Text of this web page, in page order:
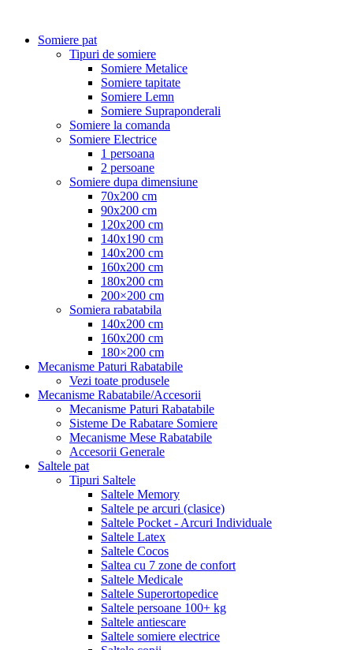
Somiere pat
Tipuri de somiere
Somiere Metalice
Somiere tapitate
Somiere Lemn
Somiere Supraponderali
Somiere la comanda
Somiere Electrice
1 persoana
2 persoane
Somiere dupa dimensiune
70x200 cm
90x200 cm
120x200 cm
140x190 cm
140x200 cm
160x200 cm
180x200 cm
200×200 cm
Somiera rabatabila
140x200 cm
160x200 cm
180×200 cm
Mecanisme Paturi Rabatabile
Vezi toate produsele
Mecanisme Rabatabile/Accesorii
Mecanisme Paturi Rabatabile
Sisteme De Rabatare Somiere
Mecanisme Mese Rabatabile
Accesorii Generale
Saltele pat
Tipuri Saltele
Saltele Memory
Saltele pe arcuri (clasice)
Saltele Pocket - Arcuri Individuale
Saltele Latex
Saltele Cocos
Saltea cu 7 zone de confort
Saltele Medicale
Saltele Superortopedice
Saltele persoane 100+ kg
Saltele antiescare
Saltele somiere electrice